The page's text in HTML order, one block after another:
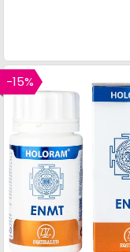
-15%